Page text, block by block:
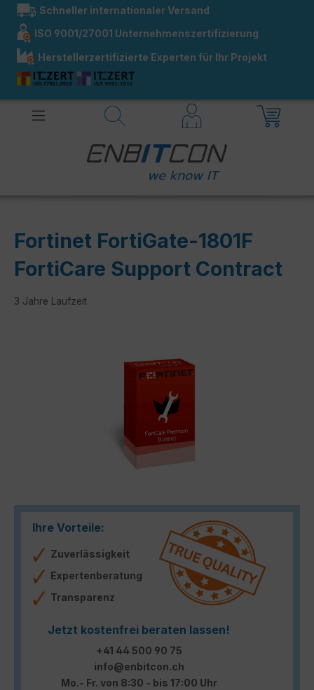
springen
Schneller internationaler Versand
ISO 9001/27001 Unternehmenszertifizierung
Herstellerzertifizierte Experten für Ihr Projekt
Fortinet FortiGate-1801F
FortiCare Support Contract
3 Jahre Laufzeit
Ihre Vorteile:
Zuverlässigkeit
Expertenberatung
Transparenz
Jetzt kostenfrei beraten lassen!
+41 44 500 90 75
info@enbitcon.ch
Mo.- Fr. von 8:30 - bis 17:00 Uhr